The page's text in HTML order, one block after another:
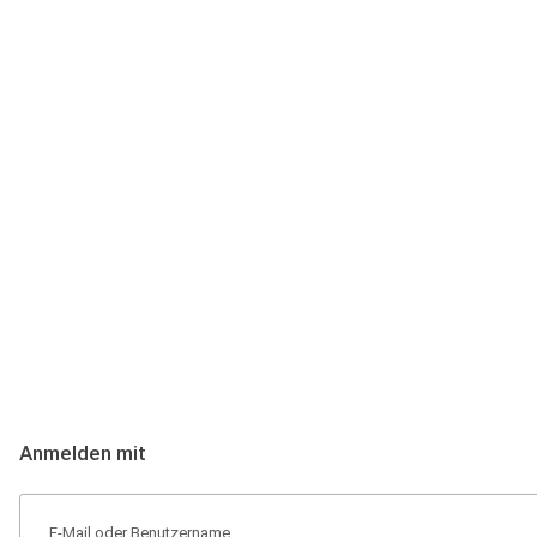
Anmelden mit